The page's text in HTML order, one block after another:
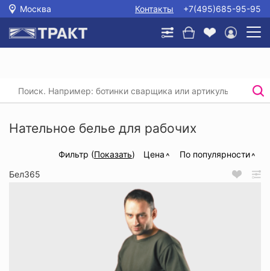
Москва Контакты +7(495)685-95-95
Главная / /
Нательное белье для рабочих
Нательное белье для рабочих
Фильтр (Показать) Цена
По популярности
Бел365